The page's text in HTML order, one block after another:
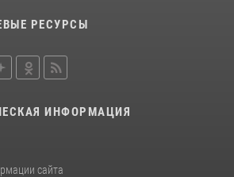
охраны Росгвардии за
09:06
Росгвардии в
РЕСУРСЫ
ИНФОРМАЦИЯ
сайта